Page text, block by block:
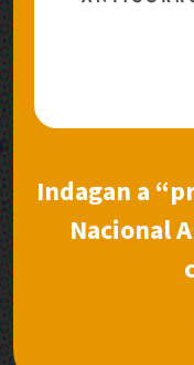
Indagan a
Nacional